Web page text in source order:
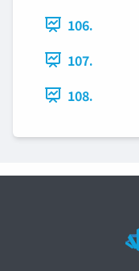
106.
107.
108.